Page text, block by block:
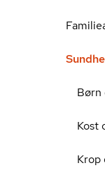
Børn
Kost
Krop